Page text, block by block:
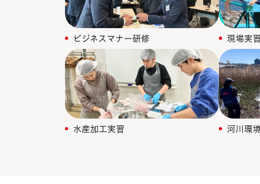
ビジネスマナー研修 現場実
水産加工実習 河川環